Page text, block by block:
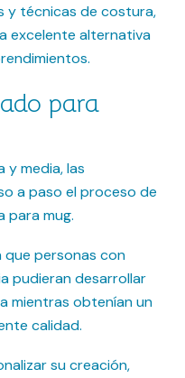
y técnicas de costura,
excelente alternativa
para
y media, las
a paso el proceso de
para mug.
que personas con
pudieran desarrollar
mientras obtenían un
calidad.
su creación,